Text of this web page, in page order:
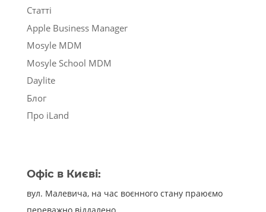
Статті
Apple Business Manager
Mosyle MDM
Mosyle School MDM
Daylite
Блог
Про iLand
Офіс в Києві:
вул. Малевича, на час воєнного стану праюємо